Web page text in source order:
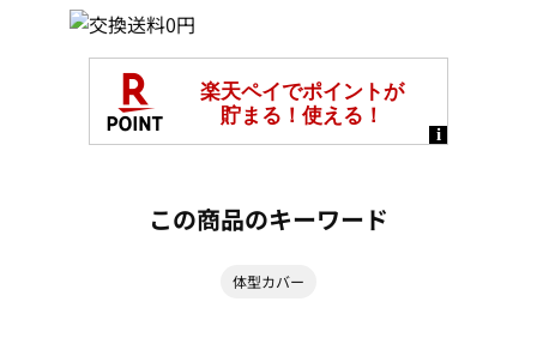
この商品のキーワード
体型カバー